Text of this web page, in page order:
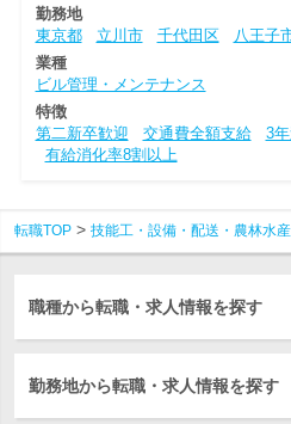
勤務地
東京都
立川市 千代田区 八王子
業種
ビル管理・メンテナンス
特徴
第二新卒歓迎
交通費全額支給 3
有給消化率8割以上
転職TOP 技能工・設備・配送・農林水
職種から転職・求人情報を探す
勤務地から転職・求人情報を探す